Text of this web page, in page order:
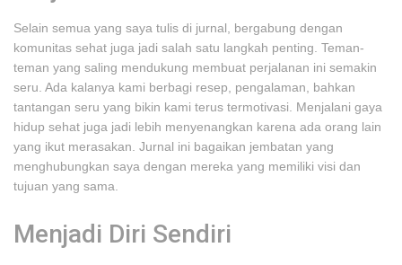
Selain semua yang saya tulis di jurnal, bergabung dengan
komunitas sehat juga jadi salah satu langkah penting. Teman-
teman yang saling mendukung membuat perjalanan ini semakin
seru. Ada kalanya kami berbagi resep, pengalaman, bahkan
tantangan seru yang bikin kami terus termotivasi. Menjalani gaya
hidup sehat juga jadi lebih menyenangkan karena ada orang lain
yang ikut merasakan. Jurnal ini bagaikan jembatan yang
menghubungkan saya dengan mereka yang memiliki visi dan
tujuan yang sama.
Menjadi Diri Sendiri